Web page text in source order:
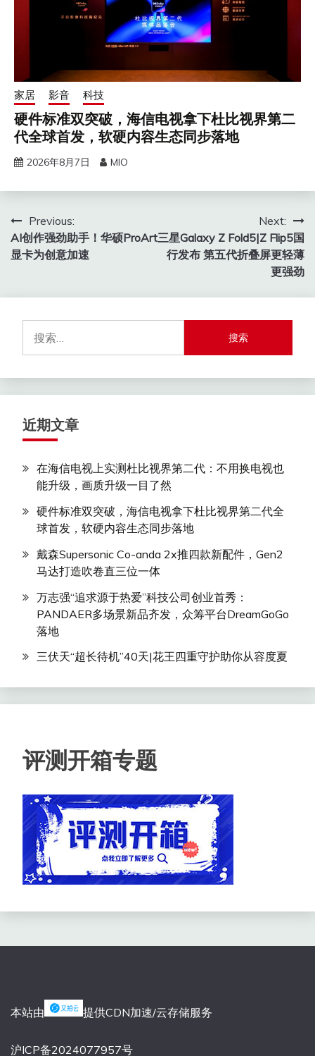
家居 影音 科技
硬件标准双突破，海信电视拿下杜比视界第二
代全球首发，软硬内容生态同步落地
2026年8月7日 MIO
文
章
航
Previous:
AI创作强劲助手！华硕ProArt
显卡为创意加速
Next:
三星Galaxy Z Fold5|Z Flip5国
行发布 第五代折叠屏更轻薄
更强劲
索：
近期文章
在海信电视上实测杜比视界第二代：不用换电视也
能升级，画质升级一目了然
硬件标准双突破，海信电视拿下杜比视界第二代全
球首发，软硬内容生态同步落地
戴森Supersonic Co-anda 2x推四款新配件，Gen2
马达打造吹卷直三位一体
万志强“追求源于热爱”科技公司创业首秀：
PANDAER多场景新品齐发，众筹平台DreamGoGo
落地
三伏天“超长待机”40天|花王四重守护助你从容度夏
评测开箱专题
本站由 提供CDN加速/云存储服务
沪ICP备2024077957号